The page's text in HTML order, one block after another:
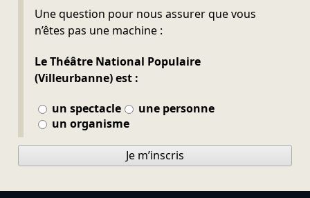
Une question pour nous assurer que vous
n’êtes pas une machine :
Le Théâtre National Populaire
(Villeurbanne) est :
un spectacle
une personne
un organisme
Ne pas remplir
Je m’inscris